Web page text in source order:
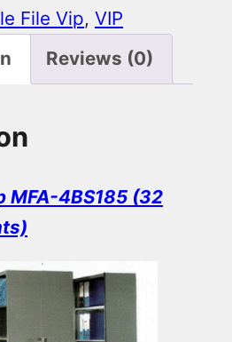
File Vip, VIP
Reviews (0)
MFA-4BS185 (32